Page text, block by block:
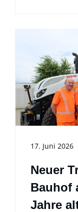
17. Juni 2026
Neuer
Bauhof
Jahre